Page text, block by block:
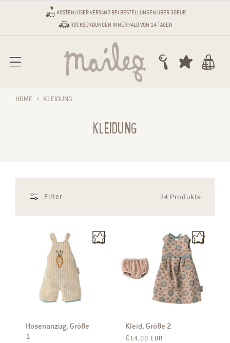
Direkt zum InhaltKOSTENLOSER VERSAND BEI BESTELLUNGEN ÜBER 30EUR
RÜCKSENDUNGEN INNERHALB VON 14 TAGEN
Warenkorb
HOME › KLEIDUNG
KLEIDUNG
Filter 34 Produkte
Hosenanzug, Größe
1
Kleid, Größe 2
Normaler Preis
€14,00 EUR